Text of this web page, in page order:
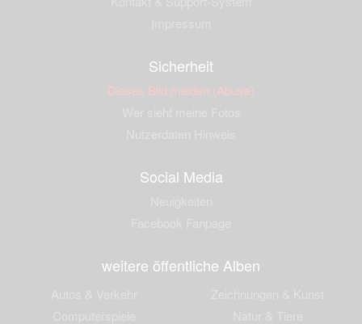
Sicherheit
Dieses Bild melden (Abuse)
Social Media
weitere öffentliche Alben